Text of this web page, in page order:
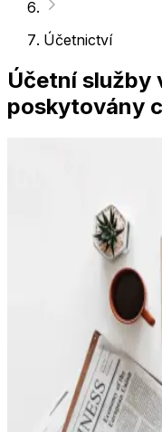
Účetnictví
Účetní služby
poskytovány